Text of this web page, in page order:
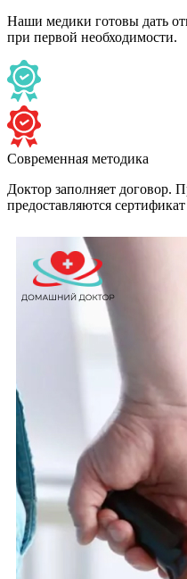
Наши медики готовы дать
при первой необходимости.
Современная методика
Доктор заполняет договор.
предоставляются